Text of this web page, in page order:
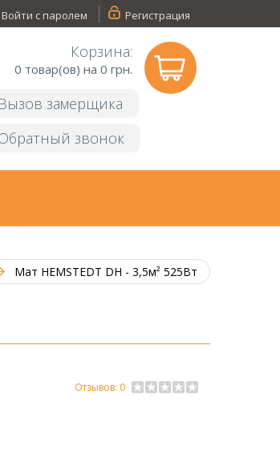
Войти с паролем Регистрация
Корзина:
0 товар(ов) на 0 грн.
Вызов замерщика
звонок
Мат HEMSTEDT DH - 3,5м² 525Вт
Отзывов: 0